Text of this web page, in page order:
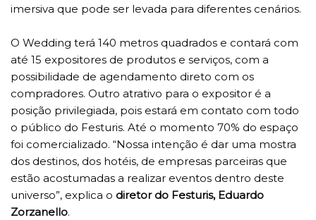
imersiva que pode ser levada para diferentes cenários.
O Wedding terá 140 metros quadrados e contará com
até 15 expositores de produtos e serviços, com a
possibilidade de agendamento direto com os
compradores. Outro atrativo para o expositor é a
posição privilegiada, pois estará em contato com todo
o público do Festuris. Até o momento 70% do espaço
foi comercializado. “Nossa intenção é dar uma mostra
dos destinos, dos hotéis, de empresas parceiras que
estão acostumadas a realizar eventos dentro deste
universo”, explica o diretor do Festuris, Eduardo
Zorzanello.